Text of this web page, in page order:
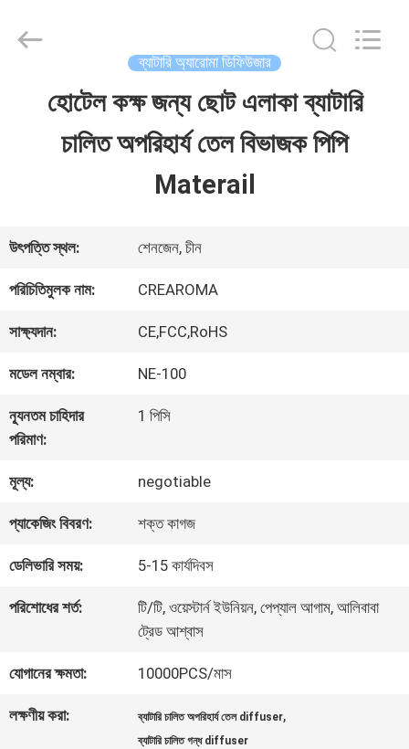
ভিডিও
প্রদর্শন
আমাদের
কারখানা
ভ্রমণ
নিয়ন্ত্রণ
Online
ব্যাটারি অ্যারোমা ডিফিউজার
হোটেল কক্ষ জন্য ছোট এলাকা ব্যাটারি
চালিত অপরিহার্য তেল বিভাজক পিপি
Materail
উৎপত্তি স্থল: শেনজেন, চীন
পরিচিতিমুলক নাম: CREAROMA
সাক্ষ্যদান: CE,FCC,RoHS
মডেল নম্বার: NE-100
ন্যূনতম চাহিদার
পরিমাণ:
1 পিসি
মূল্য: negotiable
প্যাকেজিং বিবরণ: শক্ত কাগজ
ডেলিভারি সময়: 5-15 কার্যদিবস
পরিশোধের শর্ত:
টি/টি, ওয়েস্টার্ন ইউনিয়ন, পেপ্যাল ​​আগাম, আলিবাবা
ট্রেড আশ্বাস
যোগানের ক্ষমতা: 10000PCS/মাস
লক্ষণীয় করা: ব্যাটারি চালিত অপরিহার্য তেল diffuser,
ব্যাটারি চালিত গন্ধ diffuser